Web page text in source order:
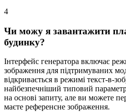
4
Чи можу я завантажити
будинку?
Інтерфейс генератора включає
зображення для підтримуваних
відкривається в режимі текст-в-
найбезпечніший типовий
на основі запиту, але ви можете
маєте референсне зображення.